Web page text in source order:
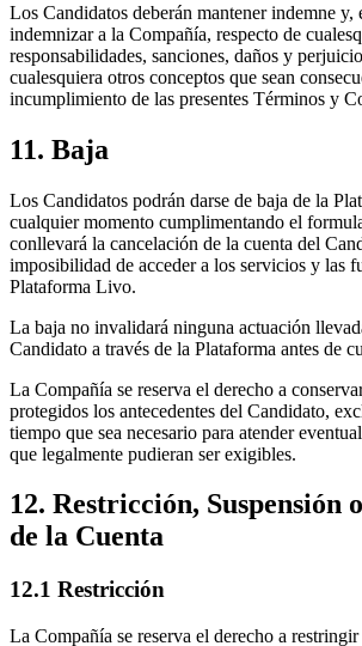
Los Candidatos deberán mantener indemne y,
indemnizar a la Compañía, respecto de
responsabilidades, sanciones, daños y
cualesquiera otros conceptos que sean
incumplimiento de las presentes Términos y
11. Baja
Los Candidatos podrán darse de baja de la
cualquier momento cumplimentando el
conllevará la cancelación de la cuenta del
imposibilidad de acceder a los servicios y las
Plataforma Livo.
La baja no invalidará ninguna actuación
Candidato a través de la Plataforma antes de
La Compañía se reserva el derecho a
protegidos los antecedentes del Candidato,
tiempo que sea necesario para atender
que legalmente pudieran ser exigibles.
12. Restricción, Suspensión
de la Cuenta
12.1 Restricción
La Compañía se reserva el derecho a restringir